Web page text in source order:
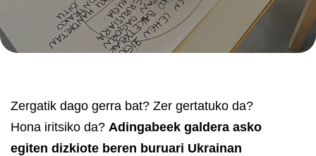
Zergatik dago gerra bat? Zer gertatuko da?
Hona iritsiko da? Adingabeek galdera asko
egiten dizkiote beren buruari Ukrainan